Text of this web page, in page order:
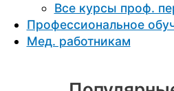
Все курсы проф.
Профессиональное
Мед. работникам